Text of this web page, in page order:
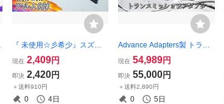
『 未使用☆彡希少』スズキ
純正 CN21S CP21S アルト6
60 ゴムモール サイド 片側 7
7550-61D01-0DG 即納
現在 2,409円
即決 2,420円
＋送料910円
0 4日
Advance Adapters製 トラン
スミッションアダプター シ
ボレー スモールブロックエ
ンジントヨタ G52/G54/G58/
W56 マニュアル ミッション
用
現在 54,989円
即決 55,000円
＋送料2,890円
0 5日